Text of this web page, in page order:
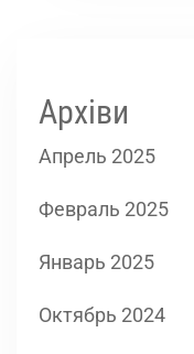
Архіви
Апрель 2025
Февраль 2025
Январь 2025
Октябрь 2024